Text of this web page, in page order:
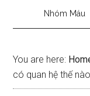
Nhóm Máu
You are here:
có quan hệ thế